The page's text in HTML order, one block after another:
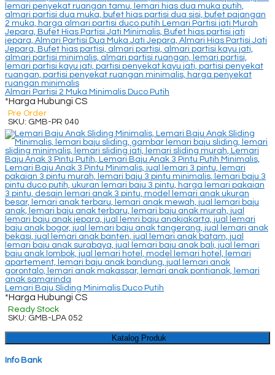
Almari Partisi 2 Muka Minimalis Duco Putih
*Harga Hubungi CS
Pre Order
SKU: GMB-PR 040
Lemari Baju Sliding Minimalis Duco Putih
*Harga Hubungi CS
Ready Stock
SKU: GMB-LPA 052
Katalog Produk
Info Bank